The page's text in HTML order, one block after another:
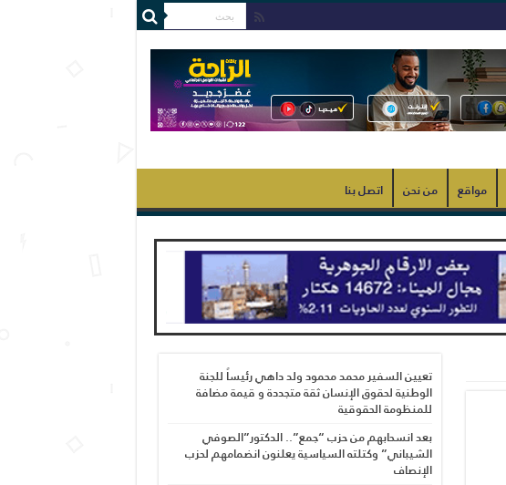
مواقع من نحن اتصل بنا
تعيين السفير محمد محمود ولد داهي رئيساً للجنة
الوطنية لحقوق الإنسان ثقة متجددة و قيمة مضافة
للمنظومة الحقوقية
بعد انسحابهم من حزب “جمع”.. الدكتور”الصوفي
الشيباني” وكتلته السياسية يعلنون انضمامهم لحزب
الإنصاف